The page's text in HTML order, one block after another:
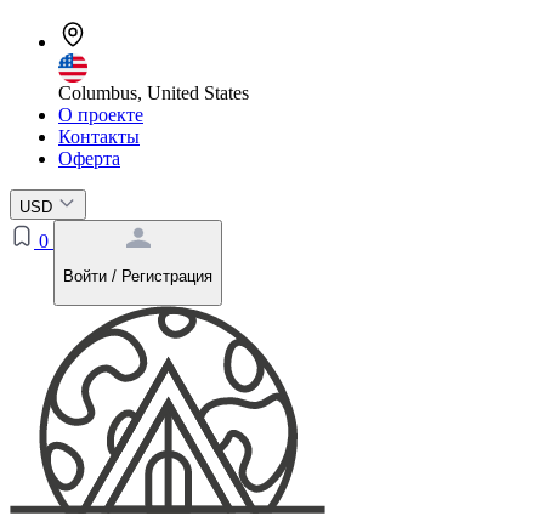
Columbus, United States
О проекте
Контакты
Оферта
USD
0
Войти / Регистрация